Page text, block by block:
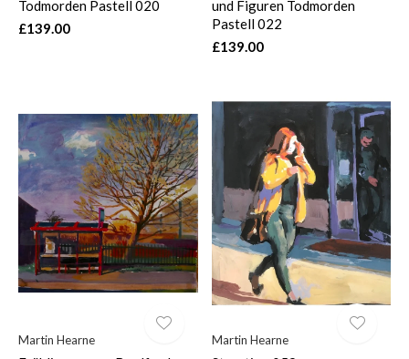
Todmorden Pastell 020
£139.00
und Figuren Todmorden
Pastell 022
£139.00
Martin Hearne Martin Hearne